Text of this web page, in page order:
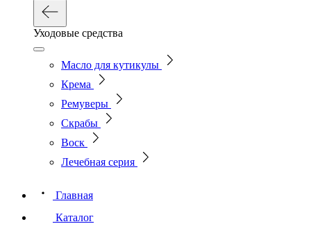
Уходовые средства
Масло для кутикулы
Крема
Ремуверы
Скрабы
Воск
Лечебная серия
Главная
Каталог